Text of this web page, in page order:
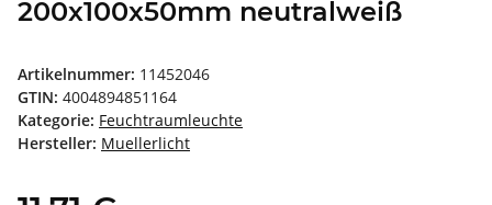
200x100x50mm neutralweiß
Artikelnummer: 11452046
GTIN: 4004894851164
Kategorie: Feuchtraumleuchte
Hersteller: Muellerlicht